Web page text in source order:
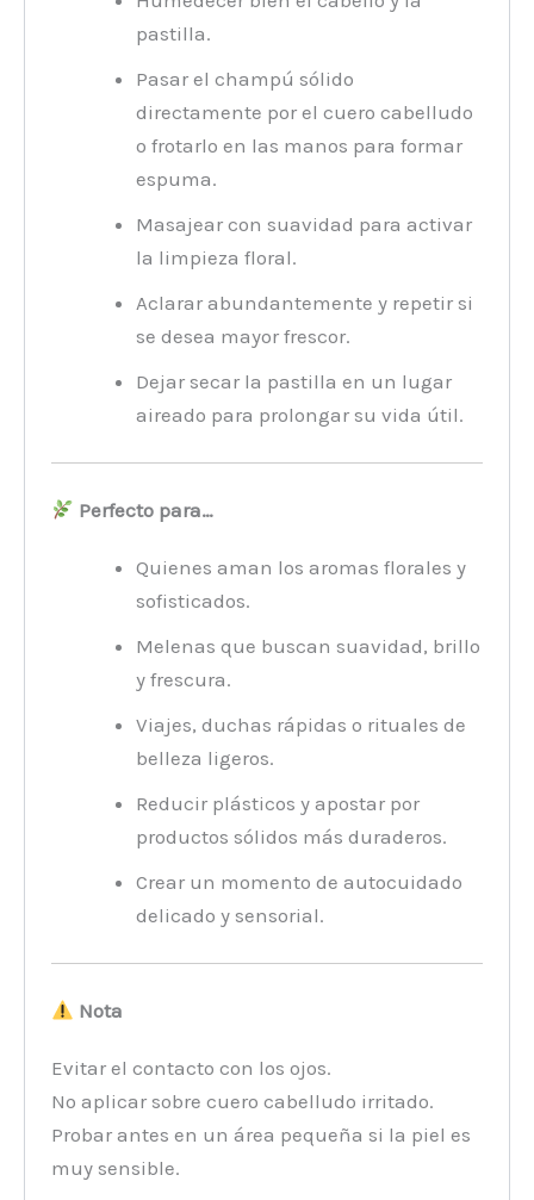
pastilla.
Pasar el champú sólido
directamente por el cuero cabelludo
o frotarlo en las manos para formar
espuma.
Masajear con suavidad para activar
la limpieza floral.
Aclarar abundantemente y repetir si
se desea mayor frescor.
Dejar secar la pastilla en un lugar
aireado para prolongar su vida útil.
Perfecto para…
Quienes aman los aromas florales y
sofisticados.
Melenas que buscan suavidad, brillo
y frescura.
Viajes, duchas rápidas o rituales de
belleza ligeros.
Reducir plásticos y apostar por
productos sólidos más duraderos.
Crear un momento de autocuidado
delicado y sensorial.
Nota
Evitar el contacto con los ojos.
No aplicar sobre cuero cabelludo irritado.
Probar antes en un área pequeña si la piel es
muy sensible.